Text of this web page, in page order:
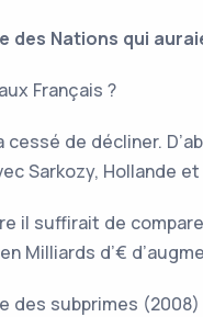
des Nations qui
Français ?
cessé de décliner.
Sarkozy, Hollande et
il suffirait de
Milliards d’€
des subprimes